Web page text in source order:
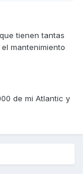
tienen tantas
mantenimiento
de mi Atlantic y